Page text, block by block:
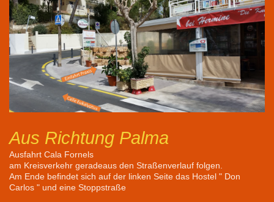
Aus Richtung Palma
Ausfahrt Cala Fornels
am Kreisverkehr geradeaus den Straßenverlauf folgen.
Am Ende befindet sich auf der linken Seite das Hostel " Don
Carlos " und eine Stoppstraße